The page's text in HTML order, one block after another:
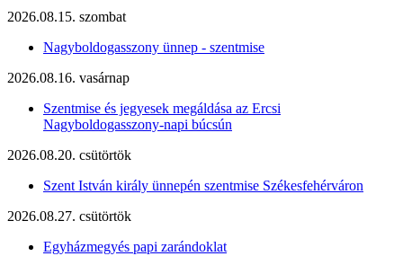
2026.08.15. szombat
Nagyboldogasszony ünnep - szentmise
2026.08.16. vasárnap
Szentmise és jegyesek megáldása az Ercsi
Nagyboldogasszony-napi búcsún
2026.08.20. csütörtök
Szent István király ünnepén szentmise Székesfehérváron
2026.08.27. csütörtök
Egyházmegyés papi zarándoklat